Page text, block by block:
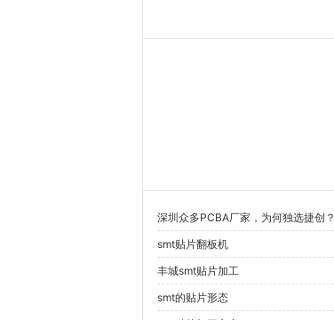
深圳众多PCBA厂家，为何独选捷创？
smt贴片翻板机
丰城smt贴片加工
smt的贴片形态